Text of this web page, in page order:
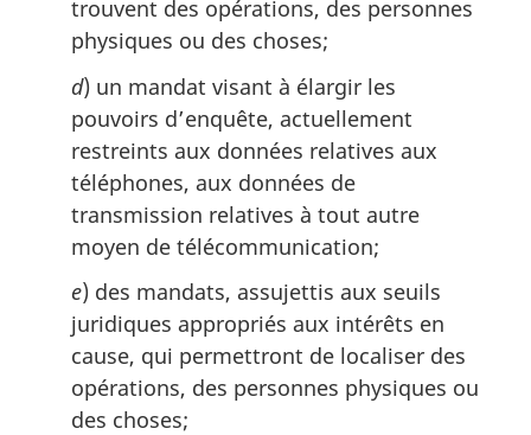
trouvent des opérations, des personnes
physiques ou des choses;
d) un mandat visant à élargir les
pouvoirs d’enquête, actuellement
restreints aux données relatives aux
téléphones, aux données de
transmission relatives à tout autre
moyen de télécommunication;
e) des mandats, assujettis aux seuils
juridiques appropriés aux intérêts en
cause, qui permettront de localiser des
opérations, des personnes physiques ou
des choses;